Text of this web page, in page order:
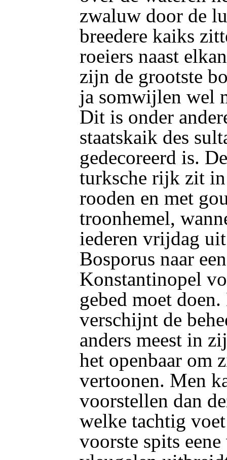
zwaluw door de
breedere kaiks
roeiers naast
zijn de grootste
ja somwijlen wel
Dit is onder
staatskaik des
gedecoreerd is.
turksche rijk zit
rooden en met
troonhemel,
iederen vrijdag
Bosporus naar
Konstantinopel
gebed moet
verschijnt de
anders meest in
het openbaar om
vertoonen. Men
voorstellen dan
welke tachtig
voorste spits